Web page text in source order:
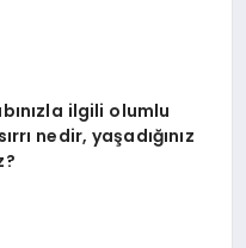
ilgili olumlu
nedir, yaşadığınız